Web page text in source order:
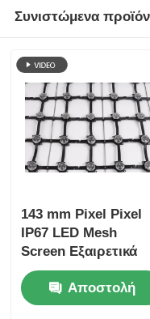
Συνιστώμενα
143 mm Pixel Pixel
IP67 LED Mesh
Screen Εξαιρετικά
ελαφριά εξωτερική
μεγάλη οθόνη για
δημιουργικά έργα
Αποστολή